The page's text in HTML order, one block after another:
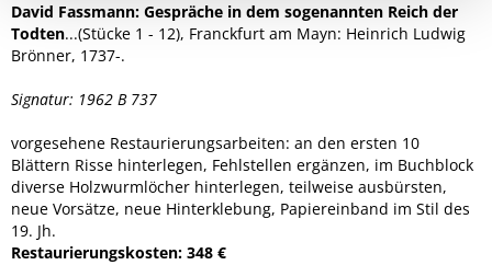
David Fassmann: Gespräche in dem sogenannten Reich der
Todten...(Stücke 1 - 12), Franckfurt am Mayn: Heinrich Ludwig
Brönner, 1737-.
Signatur: 1962 B 737
vorgesehene Restaurierungsarbeiten: an den ersten 10
Blättern Risse hinterlegen, Fehlstellen ergänzen, im Buchblock
diverse Holzwurmlöcher hinterlegen, teilweise ausbürsten,
neue Vorsätze, neue Hinterklebung, Papiereinband im Stil des
19. Jh.
Restaurierungskosten: 348 €